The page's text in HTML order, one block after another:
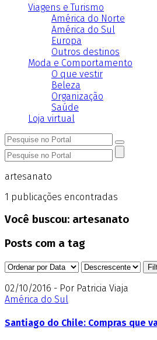
Viagens e Turismo
América do Norte
América do Sul
Europa
Outros destinos
Moda e Comportamento
O que vestir
Beleza
Organização
Saúde
Loja virtual
artesanato
1 publicações encontradas
Você buscou: artesanato
Posts com a tag
02/10/2016 - Por Patricia Viaja
América do Sul
Santiago do Chile: Compras que